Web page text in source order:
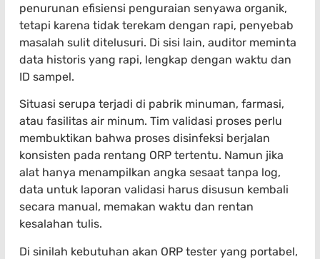
penurunan efisiensi penguraian senyawa organik,
tetapi karena tidak terekam dengan rapi, penyebab
masalah sulit ditelusuri. Di sisi lain, auditor meminta
data historis yang rapi, lengkap dengan waktu dan
ID sampel.
Situasi serupa terjadi di pabrik minuman, farmasi,
atau fasilitas air minum. Tim validasi proses perlu
membuktikan bahwa proses disinfeksi berjalan
konsisten pada rentang ORP tertentu. Namun jika
alat hanya menampilkan angka sesaat tanpa log,
data untuk laporan validasi harus disusun kembali
secara manual, memakan waktu dan rentan
kesalahan tulis.
Di sinilah kebutuhan akan ORP tester yang portabel,